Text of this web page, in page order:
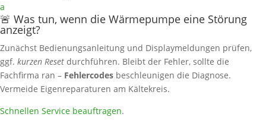
a
🚨 Was tun, wenn die Wärmepumpe eine Störung
anzeigt?
Zunächst Bedienungsanleitung und Displaymeldungen prüfen,
ggf. kurzen Reset durchführen. Bleibt der Fehler, sollte die
Fachfirma ran – Fehlercodes beschleunigen die Diagnose.
Vermeide Eigenreparaturen am Kältekreis.
Schnellen Service beauftragen.